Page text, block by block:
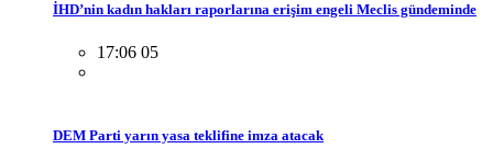
İHD’nin kadın hakları raporlarına erişim engeli Meclis gündeminde
17:06 05
DEM Parti yarın yasa teklifine imza atacak